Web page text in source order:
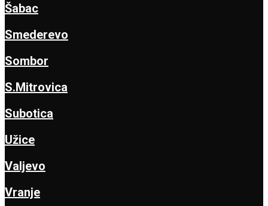
Šabac
Smederevo
Sombor
S.Mitrovica
Subotica
Užice
Valjevo
Vranje